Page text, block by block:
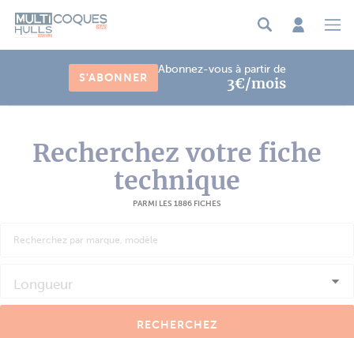
S'ABONNER
Abonnez-vous à partir de
3€/mois
Recherchez votre fiche
technique
PARMI LES 1886 FICHES
Longueur
RECHERCHEZ